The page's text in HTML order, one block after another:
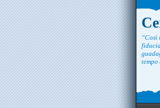
“Così
tempo